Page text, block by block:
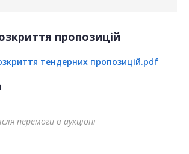
пропозицій
тендерних пропозицій.pdf
перемоги в аукціоні